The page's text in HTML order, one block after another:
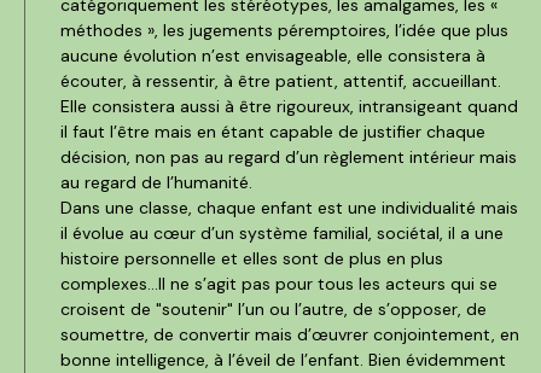
catégoriquement les stéréotypes, les amalgames, les «
méthodes », les jugements péremptoires, l’idée que plus
aucune évolution n’est envisageable, elle consistera à
écouter, à ressentir, à être patient, attentif, accueillant.
Elle consistera aussi à être rigoureux, intransigeant quand
il faut l’être mais en étant capable de justifier chaque
décision, non pas au regard d’un règlement intérieur mais
au regard de l’humanité.
Dans une classe, chaque enfant est une individualité mais
il évolue au cœur d’un système familial, sociétal, il a une
histoire personnelle et elles sont de plus en plus
complexes…Il ne s’agit pas pour tous les acteurs qui se
croisent de "soutenir" l’un ou l’autre, de s’opposer, de
soumettre, de convertir mais d’œuvrer conjointement, en
bonne intelligence, à l’éveil de l’enfant. Bien évidemment